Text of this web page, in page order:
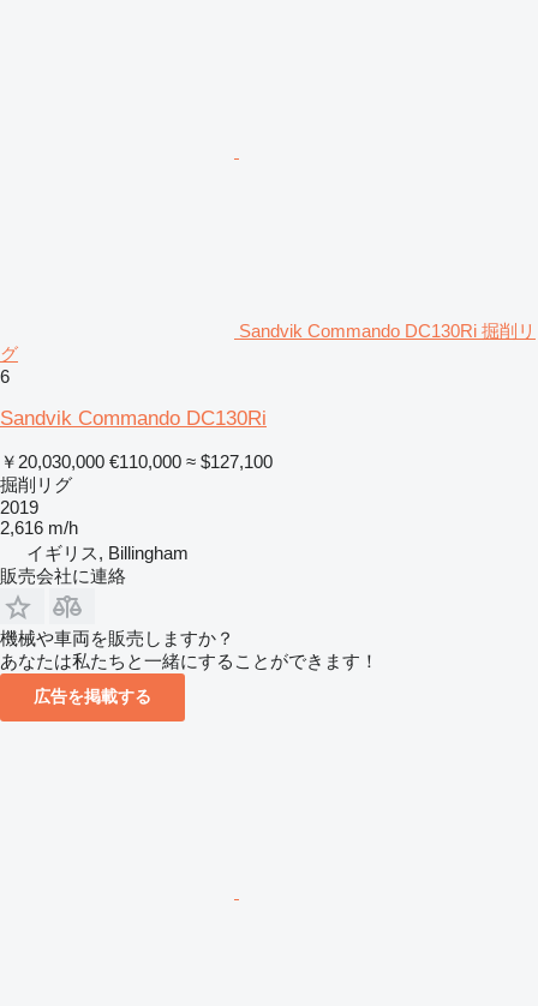
Sandvik Commando DC130Ri 掘削リ
グ
6
Sandvik Commando DC130Ri
￥20,030,000 €110,000 ≈ $127,100
掘削リグ
2019
2,616 m/h
イギリス, Billingham
販売会社に連絡
機械や車両を販売しますか？
あなたは私たちと一緒にすることができます！
広告を掲載する